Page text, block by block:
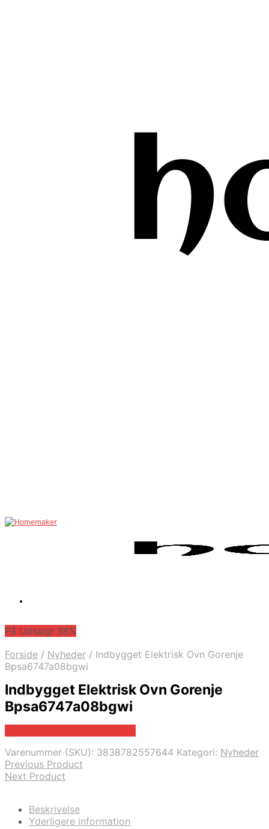
På Udsalg! 38%
Forside / Nyheder / Indbygget Elektrisk Ovn Gorenje
Bpsa6747a08bgwi
Indbygget Elektrisk Ovn Gorenje
Bpsa6747a08bgwi
Varenummer (SKU): 3838782557644 Kategori: Nyheder
Previous Product
Next Product
Beskrivelse
Yderligere information